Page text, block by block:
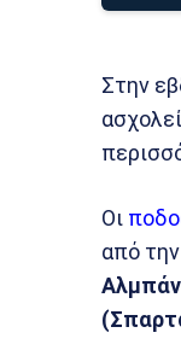
Στην
Οι
από